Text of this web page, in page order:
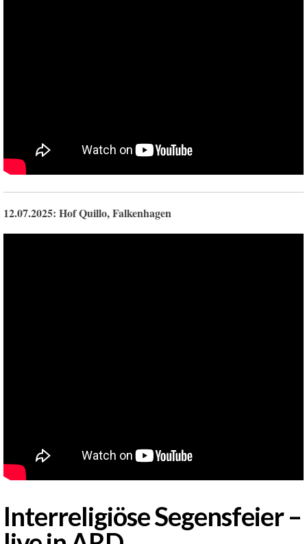
12.07.2025: Hof Quillo, Falkenhagen
Interreligiöse Segensfeier –